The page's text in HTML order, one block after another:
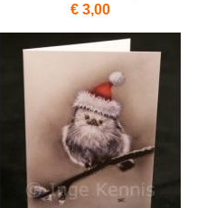
€ 3,00